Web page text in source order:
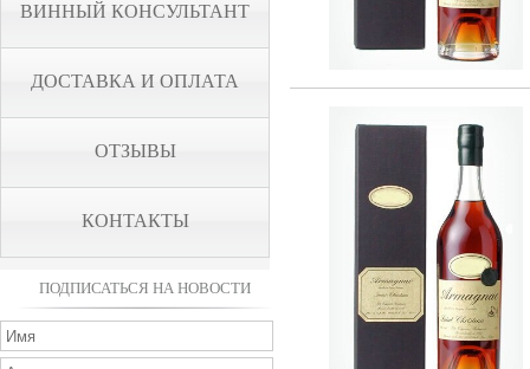
ВИННЫЙ КОНСУЛЬТАНТ
ДОСТАВКА И ОПЛАТА
ОТЗЫВЫ
КОНТАКТЫ
ПОДПИСАТЬСЯ НА НОВОСТИ